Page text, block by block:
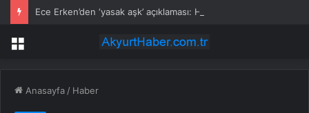
Menü
Anasayfa / Haber